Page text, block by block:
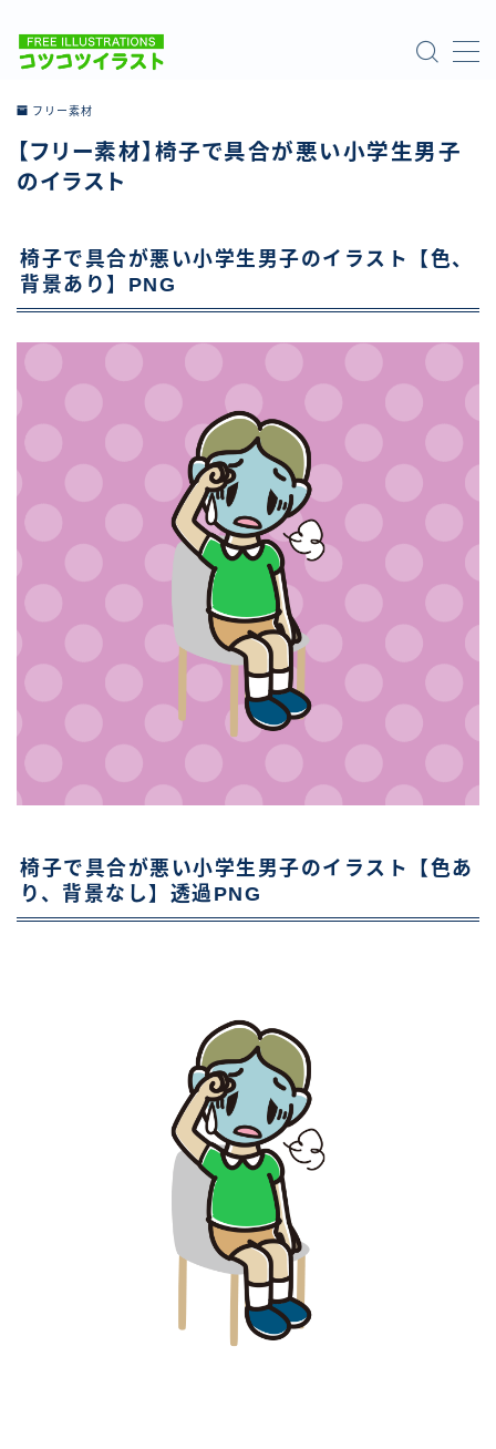
ホーム
お問い合わせ
フリー素材
【フリー素材】椅子で具合が悪い小学生男子
のイラスト
椅子で具合が悪い小学生男子のイラスト【色、
背景あり】PNG
椅子で具合が悪い小学生男子のイラスト【色あ
り、背景なし】透過PNG